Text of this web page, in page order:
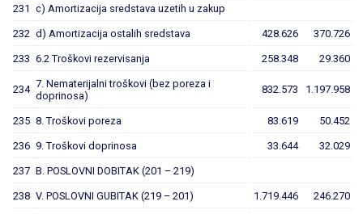
231 c) Amortizacija sredstava uzetih u zakup
232 d) Amortizacija ostalih sredstava 428.626 370.726
233 6.2 Troškovi rezervisanja 258.348 29.360
234 7. Nematerijalni troškovi (bez poreza i
doprinosa)
832.573 1.197.958
235 8. Troškovi poreza 83.619 50.452
236 9. Troškovi doprinosa 33.644 32.029
237 B. POSLOVNI DOBITAK (201 – 219)
238 V. POSLOVNI GUBITAK (219 – 201) 1.719.446 246.270